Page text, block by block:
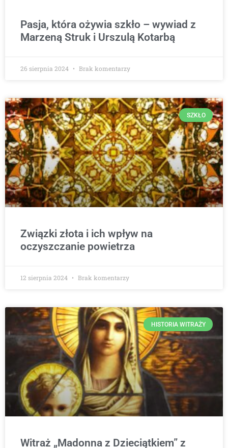
Pasja, która ożywia szkło – wywiad z
Marzeną Struk i Urszulą Kotarbą
26 sierpnia 2024 Brak komentarzy
SZKŁO
Związki złota i ich wpływ na
oczyszczanie powietrza
12 sierpnia 2024 Brak komentarzy
HISTORIA WITRAŻY
Witraż „Madonna z Dzieciątkiem” z